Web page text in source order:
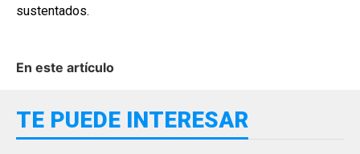
sustentados.
En este artículo
TE PUEDE INTERESAR